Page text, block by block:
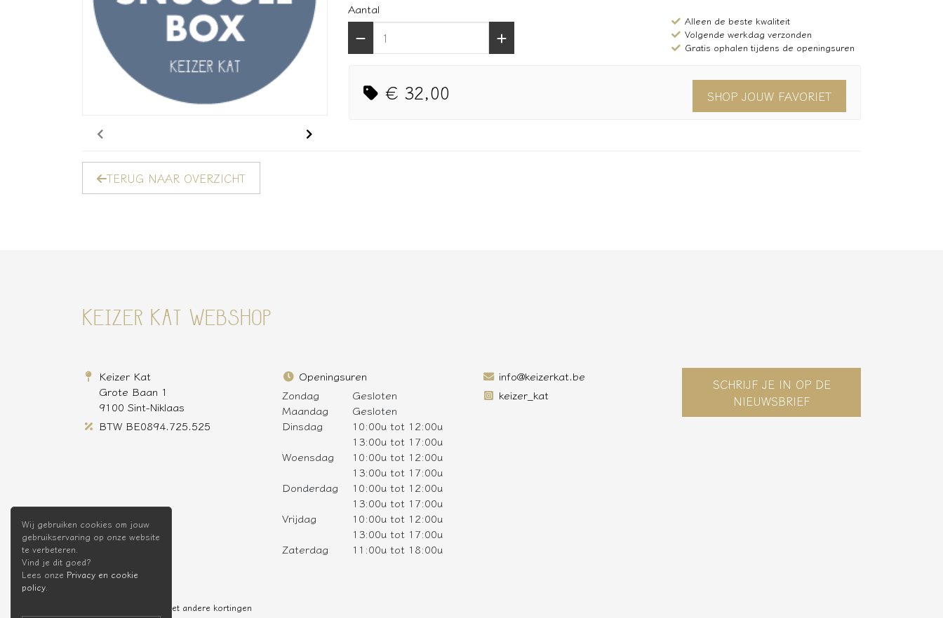
Aantal
Alleen de beste kwaliteit
Volgende werkdag verzonden
Gratis ophalen tijdens de openingsuren
€ 32,00 SHOP JOUW FAVORIET
TERUG NAAR OVERZICHT
KEIZER KAT WEBSHOP
Keizer Kat
Grote Baan 1
9100 Sint-Niklaas
BTW BE0894.725.525
Openingsuren
Zondag
Gesloten
Maandag
Gesloten
Dinsdag
10:00u tot 12:00u
13:00u tot 17:00u
Woensdag
10:00u tot 12:00u
13:00u tot 17:00u
Donderdag
10:00u tot 12:00u
13:00u tot 17:00u
Vrijdag
10:00u tot 12:00u
13:00u tot 17:00u
Zaterdag
11:00u tot 18:00u
info@keizerkat.be
keizer_kat
SCHRIJF JE IN OP DE
NIEUWSBRIEF
* Niet cumuleerbaar met andere kortingen
Wij gebruiken cookies om jouw
gebruikservaring op onze website
te verbeteren.
Vind je dit goed?
Lees onze Privacy en cookie
policy.